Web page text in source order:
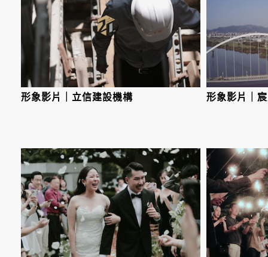
形象影片｜立信建設機構 形象影片｜